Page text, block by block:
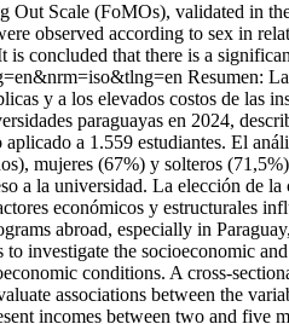
Scale (FoMOs), validated in
observed according to sex in
concluded that there is a
Resumen:
y a los elevados costos de
paraguayas en 2024,
a 1.559 estudiantes. El
mujeres (67%) y solteros
a la universidad. La elección de
económicos y estructurales
abroad, especially in
investigate the socioeconomic
conditions. A cross-
associations between the
incomes between two and five